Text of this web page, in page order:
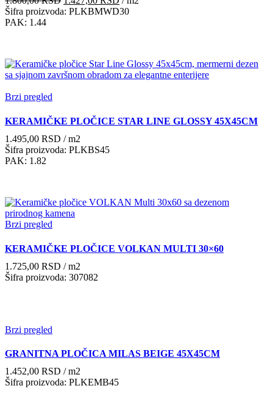
cena
cena
Šifra proizvoda: PLKBMWD30
PAK: 1.44
Brzi pregled
KERAMIČKE PLOČICE STAR LINE GLOSSY 45X45CM
1.495,00 RSD / m2
Šifra proizvoda: PLKBS45
PAK: 1.82
Brzi pregled
KERAMIČKE PLOČICE VOLKAN MULTI 30×60
1.725,00 RSD / m2
Šifra proizvoda: 307082
Brzi pregled
GRANITNA PLOČICA MILAS BEIGE 45X45CM
1.452,00 RSD / m2
Šifra proizvoda: PLKEMB45